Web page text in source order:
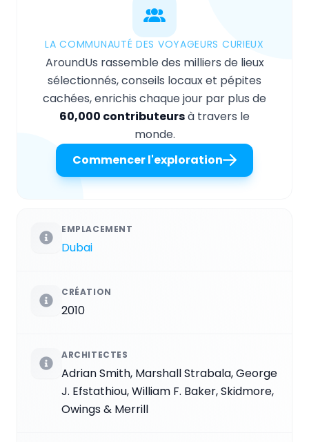
LA COMMUNAUTÉ DES VOYAGEURS CURIEUX
AroundUs rassemble des milliers de lieux
sélectionnés, conseils locaux et pépites
cachées, enrichis chaque jour par plus de
60,000 contributeursà travers le
monde.
Commencer l'exploration
EMPLACEMENT
Dubai
CRÉATION
2010
ARCHITECTES
Adrian Smith, Marshall Strabala, George
J. Efstathiou, William F. Baker, Skidmore,
Owings & Merrill